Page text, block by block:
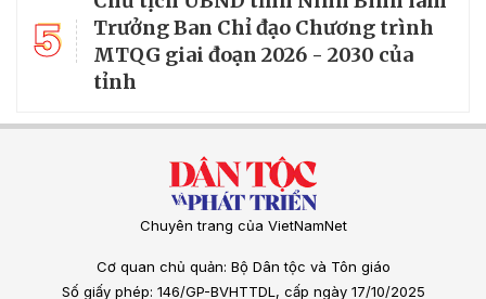
5
Trưởng Ban Chỉ đạo Chương trình
MTQG giai đoạn 2026 - 2030 của
tỉnh
Chuyên trang của VietNamNet
Cơ quan chủ quản: Bộ Dân tộc và Tôn giáo
Số giấy phép: 146/GP-BVHTTDL, cấp ngày 17/10/2025